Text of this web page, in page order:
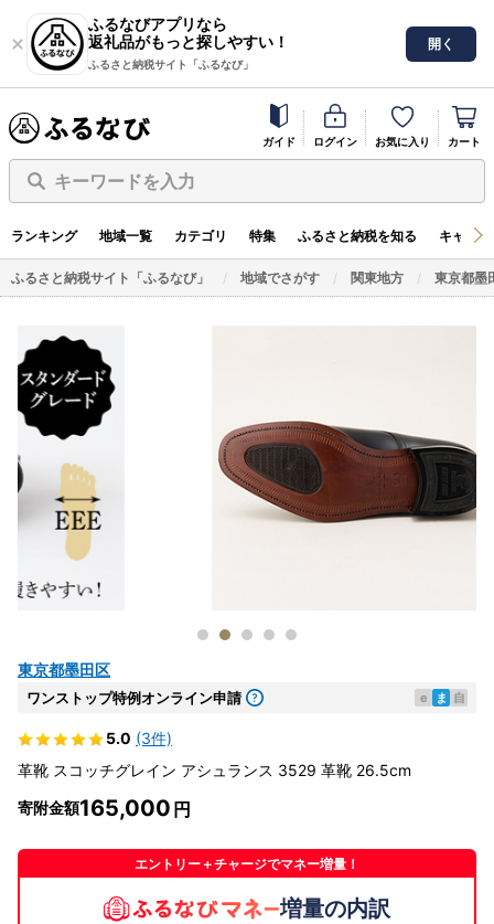
ふるなびアプリなら
返礼品がもっと探しやすい！
ふるさと納税サイト「ふるなび」
開く
ガイド ログイン お気に入り カート
キーワードを入力
ランキング 地域一覧 カテゴリ 特集 ふるさと納税を知る キャン
ふるさと納税サイト「ふるなび」 地域でさがす 関東地方 東京都墨
東京都墨田区
ワンストップ特例オンライン申請 e ま 自
5.0 (3件)
革靴 スコッチグレイン アシュランス 3529 革靴 26.5cm
寄附金額165,000
エントリー＋チャージでマネー増量！
増量の内訳